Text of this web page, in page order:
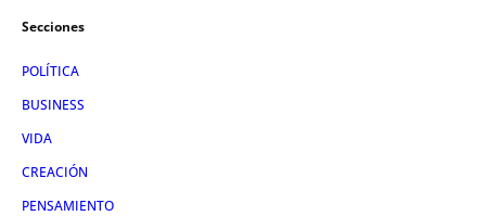
Secciones
POLÍTICA
BUSINESS
VIDA
CREACIÓN
PENSAMIENTO